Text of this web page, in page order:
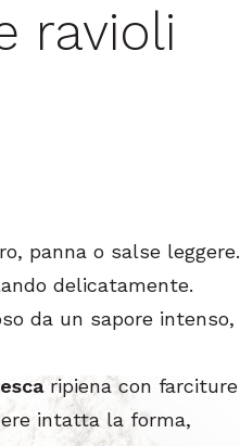
ravioli
panna o salse leggere.
delicatamente.
da un sapore intenso,
ripiena con farciture
intatta la forma,